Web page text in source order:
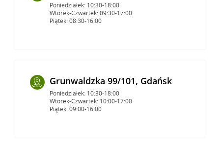
Poniedziałek: 10:30-18:00
Wtorek-Czwartek: 09:30-17:00
Piątek: 08:30-16:00
Grunwaldzka 99/101, Gdańsk
Poniedziałek: 10:30-18:00
Wtorek-Czwartek: 10:00-17:00
Piątek: 09:00-16:00